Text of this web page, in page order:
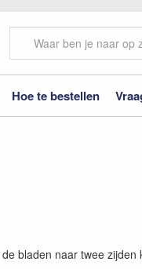
Hoe te bestellen
bladen naar twee zijden